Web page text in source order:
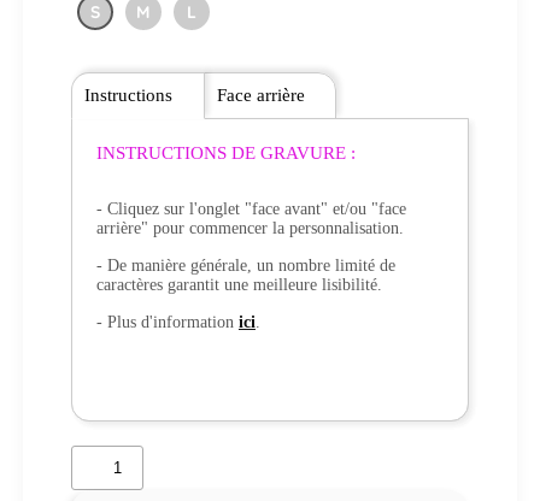
S M L
Instructions
INSTRUCTIONS DE GRAVURE :
- Cliquez sur l'onglet "face avant" et/ou "face
arrière" pour commencer la personnalisation.
- De manière générale, un nombre limité de
caractères garantit une meilleure lisibilité.
- Plus d'information ici.
Face arrière